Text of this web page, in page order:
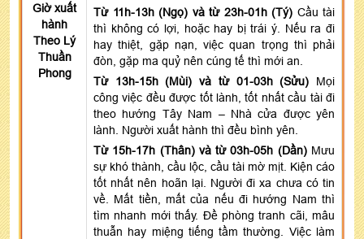
Giờ xuất
hành
Theo Lý
Thuần
Phong
Từ 11h-13h (Ngọ) và từ 23h-01h (Tý) Cầu tài
thì không có lợi, hoặc hay bị trái ý. Nếu ra đi
hay thiệt, gặp nạn, việc quan trọng thì phải
đòn, gặp ma quỷ nên cúng tế thì mới an.
Từ 13h-15h (Mùi) và từ 01-03h (Sửu)
Mọi
công việc đều được tốt lành, tốt nhất cầu tài đi
theo hướng Tây Nam – Nhà cửa được yên
lành. Người xuất hành thì đều bình yên.
Từ 15h-17h (Thân) và từ 03h-05h (Dần) Mưu
sự khó thành, cầu lộc, cầu tài mờ mịt. Kiện cáo
tốt nhất nên hoãn lại. Người đi xa chưa có tin
về. Mất tiền, mất của nếu đi hướng Nam thì
tìm nhanh mới thấy. Đề phòng tranh cãi, mâu
thuẫn hay miệng tiếng tầm thường. Việc làm